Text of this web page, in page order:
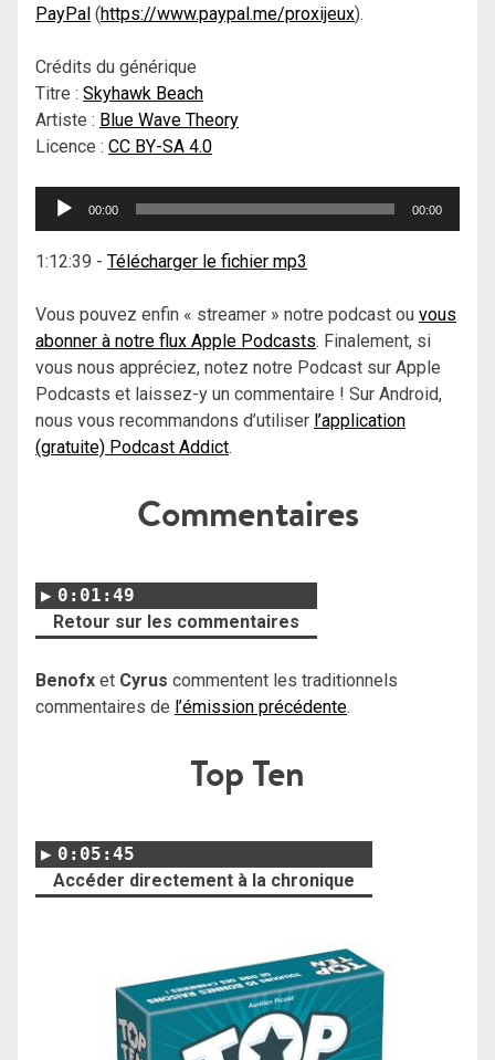
PayPal (https://www.paypal.me/proxijeux).
Crédits du générique
Titre : Skyhawk Beach
Artiste : Blue Wave Theory
Licence : CC BY-SA 4.0
Lecteur
00:00 00:00
1:12:39 - Télécharger le fichier mp3
Vous pouvez enfin « streamer » notre podcast ou vous
abonner à notre flux Apple Podcasts. Finalement, si
vous nous appréciez, notez notre Podcast sur Apple
Podcasts et laissez-y un commentaire ! Sur Android,
nous vous recommandons d’utiliser l’application
(gratuite) Podcast Addict.
Commentaires
0:01:49
Retour sur les commentaires
Benofx et Cyrus commentent les traditionnels
commentaires de l’émission précédente.
Top Ten
0:05:45
Accéder directement à la chronique